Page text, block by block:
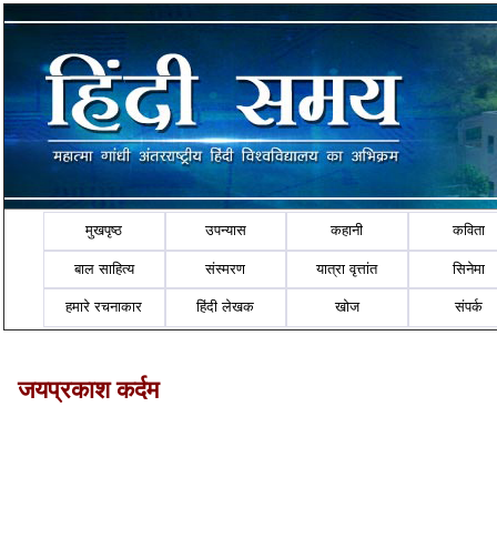
मुखपृष्ठ उपन्यास कहानी कविता
बाल साहित्य संस्मरण यात्रा वृत्तांत सिनेमा
हमारे रचनाकार हिंदी लेखक खोज संपर्क
जयप्रकाश कर्दम